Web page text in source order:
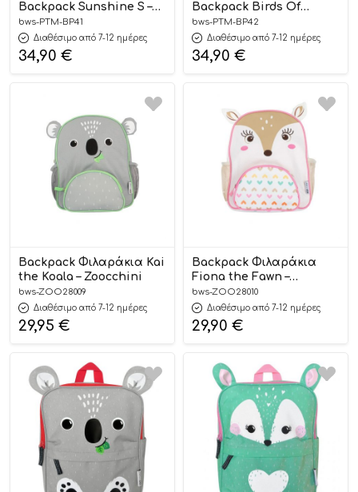
Backpack Sunshine S –
Petit Monkey
bws-PTM-BP41
Διαθέσιμο από 7-12 ημέρες
34,90 €
Backpack Birds Of
Paradise S – Petit
Monkey
bws-PTM-BP42
Διαθέσιμο από 7-12 ημέρες
34,90 €
Backpack Φιλαράκια Kai
the Koala – Zoocchini
bws-ZOO28009
Διαθέσιμο από 7-12 ημέρες
29,95 €
Backpack Φιλαράκια
Fiona the Fawn –
Zoocchini
bws-ZOO28010
Διαθέσιμο από 7-12 ημέρες
29,90 €